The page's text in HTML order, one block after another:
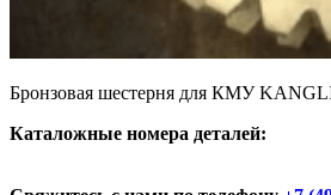
Бронзовая шестерня для КМУ
Каталожные номера деталей: